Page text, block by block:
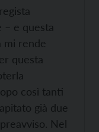
– e questa
mi rende
questa
così tanti
già due
Nel